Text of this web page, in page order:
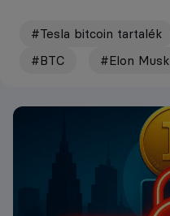
#Tesla bitcoin tartalék
#BTC
#Elon Musk